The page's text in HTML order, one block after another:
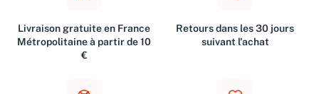
Livraison gratuite en France
Métropolitaine à partir de 10
€
Retours dans les 30 jours
suivant l'achat